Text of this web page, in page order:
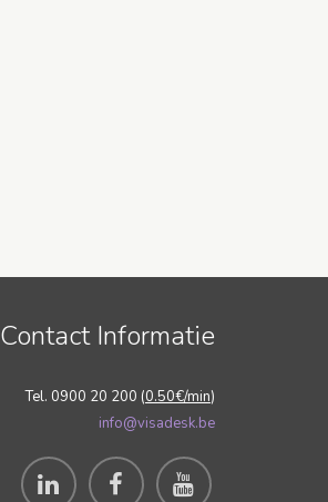
Contact Informatie
Tel. 0900 20 200 (0.50€/min)
info@visadesk.be